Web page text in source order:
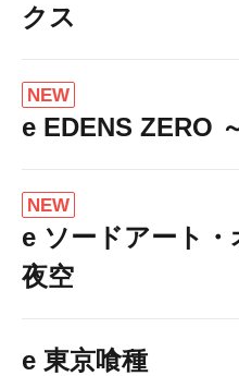
クス
NEW
e EDENS ZERO
NEW
e ソードアート
夜空
e 東京喰種